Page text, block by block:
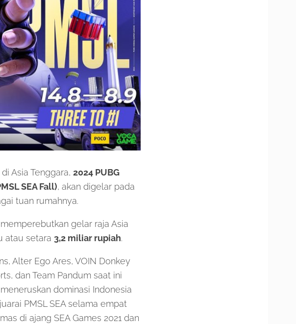
Asia Tenggara, 2024 PUBG
SEA Fall), akan digelar pada
tuan rumahnya.
gelar raja Asia
atau setara 3,2 miliar rupiah.
Alter Ego Ares, VOIN Donkey
dan Team Pandum saat ini
dominasi Indonesia
PMSL SEA selama empat
di ajang SEA Games 2021 dan